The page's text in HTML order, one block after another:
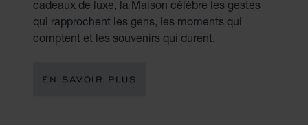
cadeaux de luxe, la Maison célèbre les gestes
qui rapprochent les gens, les moments qui
comptent et les souvenirs qui durent.
EN SAVOIR PLUS